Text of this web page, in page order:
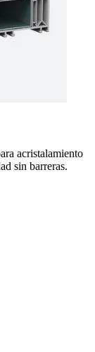
acristalamiento
sin barreras.